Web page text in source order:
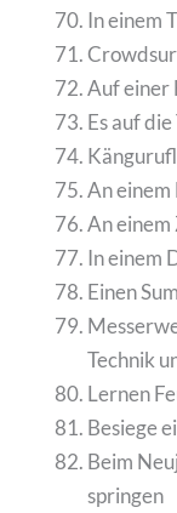
In einem
Auf einer
Es auf
An
An
In einem
Einen
Technik
Lernen
Besiege
Beim
springen